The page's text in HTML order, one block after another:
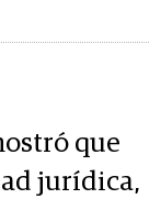
que
jurídica,